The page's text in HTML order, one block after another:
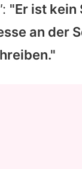
: "Er ist kein
an der